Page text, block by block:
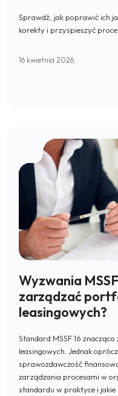
Sprawdź, jak poprawić ich
korekty i przyspieszyć
16 kwietnia 2026
Wyzwania
zarządzać
leasingowych?
Standard MSSF 16
leasingowych. Jednak
sprawozdawczość
zarządzania procesami w
standardu w praktyce i jakie